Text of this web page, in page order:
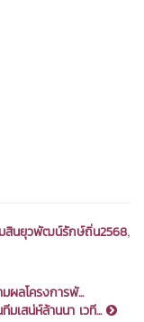
สินยุวพัฒน์รักษ์ถิ่น2568,
ผลโครงการพั...
เสน่ห์ล้านนา เวที...